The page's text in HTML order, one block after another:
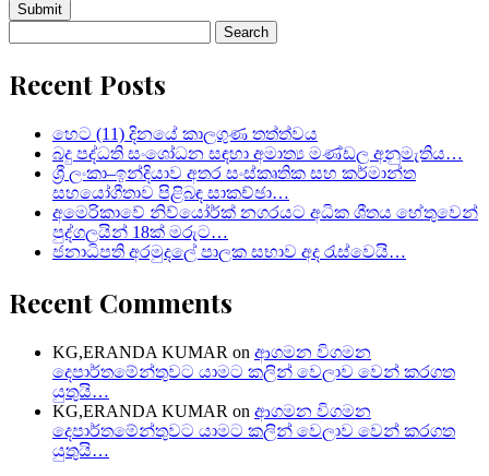
for:
Recent Posts
හෙට (11) දිනයේ කාලගුණ තත්ත්වය
බදු පද්ධති සංශෝධන සඳහා අමාත්‍ය මණ්ඩල අනුමැතිය…
ශ්‍රී ලංකා–ඉන්දියාව අතර සංස්කෘතික සහ කර්මාන්ත
සහයෝගීතාව පිළිබඳ සාකච්ඡා…
අමෙරිකාවේ නිව්යෝර්ක් නගරයට අධික ශීතය හේතුවෙන්
පුද්ගලයින් 18ක් මරුට…
ජනාධිපති අරමුදලේ පාලක සභාව අද රැස්වෙයි…
Recent Comments
KG,ERANDA KUMAR on ආගමන විගමන
දෙපාර්තමේන්තුවට යාමට කලින් වෙලාව වෙන් කරගත
යුතුයි…
KG,ERANDA KUMAR on ආගමන විගමන
දෙපාර්තමේන්තුවට යාමට කලින් වෙලාව වෙන් කරගත
යුතුයි…